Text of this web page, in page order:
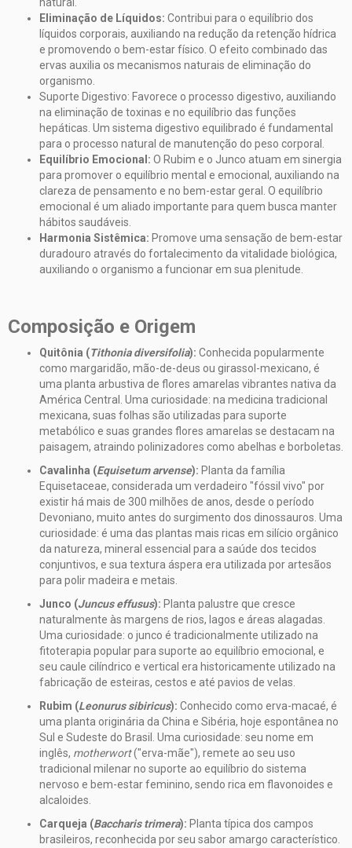
Eliminação de Líquidos: Contribui para o equilíbrio dos
líquidos corporais, auxiliando na redução da retenção hídrica
e promovendo o bem-estar físico. O efeito combinado das
ervas auxilia os mecanismos naturais de eliminação do
organismo.
Suporte Digestivo: Favorece o processo digestivo, auxiliando
na eliminação de toxinas e no equilíbrio das funções
hepáticas. Um sistema digestivo equilibrado é fundamental
para o processo natural de manutenção do peso corporal.
Equilíbrio Emocional: O Rubim e o Junco atuam em sinergia
para promover o equilíbrio mental e emocional, auxiliando na
clareza de pensamento e no bem-estar geral. O equilíbrio
emocional é um aliado importante para quem busca manter
hábitos saudáveis.
Harmonia Sistêmica: Promove uma sensação de bem-estar
duradouro através do fortalecimento da vitalidade biológica,
auxiliando o organismo a funcionar em sua plenitude.
Composição e Origem
Quitônia (Tithonia diversifolia): Conhecida popularmente
como margaridão, mão-de-deus ou girassol-mexicano, é
uma planta arbustiva de flores amarelas vibrantes nativa da
América Central. Uma curiosidade: na medicina tradicional
mexicana, suas folhas são utilizadas para suporte
metabólico e suas grandes flores amarelas se destacam na
paisagem, atraindo polinizadores como abelhas e borboletas.
Cavalinha (Equisetum arvense): Planta da família
Equisetaceae, considerada um verdadeiro "fóssil vivo" por
existir há mais de 300 milhões de anos, desde o período
Devoniano, muito antes do surgimento dos dinossauros. Uma
curiosidade: é uma das plantas mais ricas em silício orgânico
da natureza, mineral essencial para a saúde dos tecidos
conjuntivos, e sua textura áspera era utilizada por artesãos
para polir madeira e metais.
Junco (Juncus effusus): Planta palustre que cresce
naturalmente às margens de rios, lagos e áreas alagadas.
Uma curiosidade: o junco é tradicionalmente utilizado na
fitoterapia popular para suporte ao equilíbrio emocional, e
seu caule cilíndrico e vertical era historicamente utilizado na
fabricação de esteiras, cestos e até pavios de velas.
Rubim (Leonurus sibiricus): Conhecido como erva-macaé, é
uma planta originária da China e Sibéria, hoje espontânea no
Sul e Sudeste do Brasil. Uma curiosidade: seu nome em
inglês, motherwort("erva-mãe"), remete ao seu uso
tradicional milenar no suporte ao equilíbrio do sistema
nervoso e bem-estar feminino, sendo rica em flavonoides e
alcaloides.
Carqueja (Baccharis trimera): Planta típica dos campos
brasileiros, reconhecida por seu sabor amargo característico.